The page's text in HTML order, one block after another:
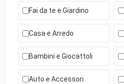
Fai da te e Giardino
Casa e Arredo
Bambini e Giocattoli
Auto e Accessori